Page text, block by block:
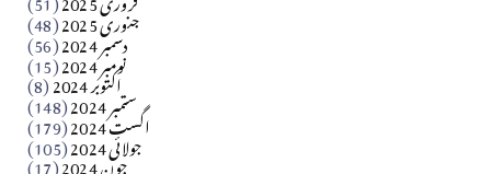
آزاد کشمیر جیسے احتجاج کی ضرورت ہے؟ از،،، ظہیرالدین
جنوری 2025 (48) دسمبر 2024 (56) نومبر 2024 (15) اکتوبر 2024 (8) ستمبر 2024 (148) اگست 2024 (179) جولائی 2024 (105) جون 2024 (17)